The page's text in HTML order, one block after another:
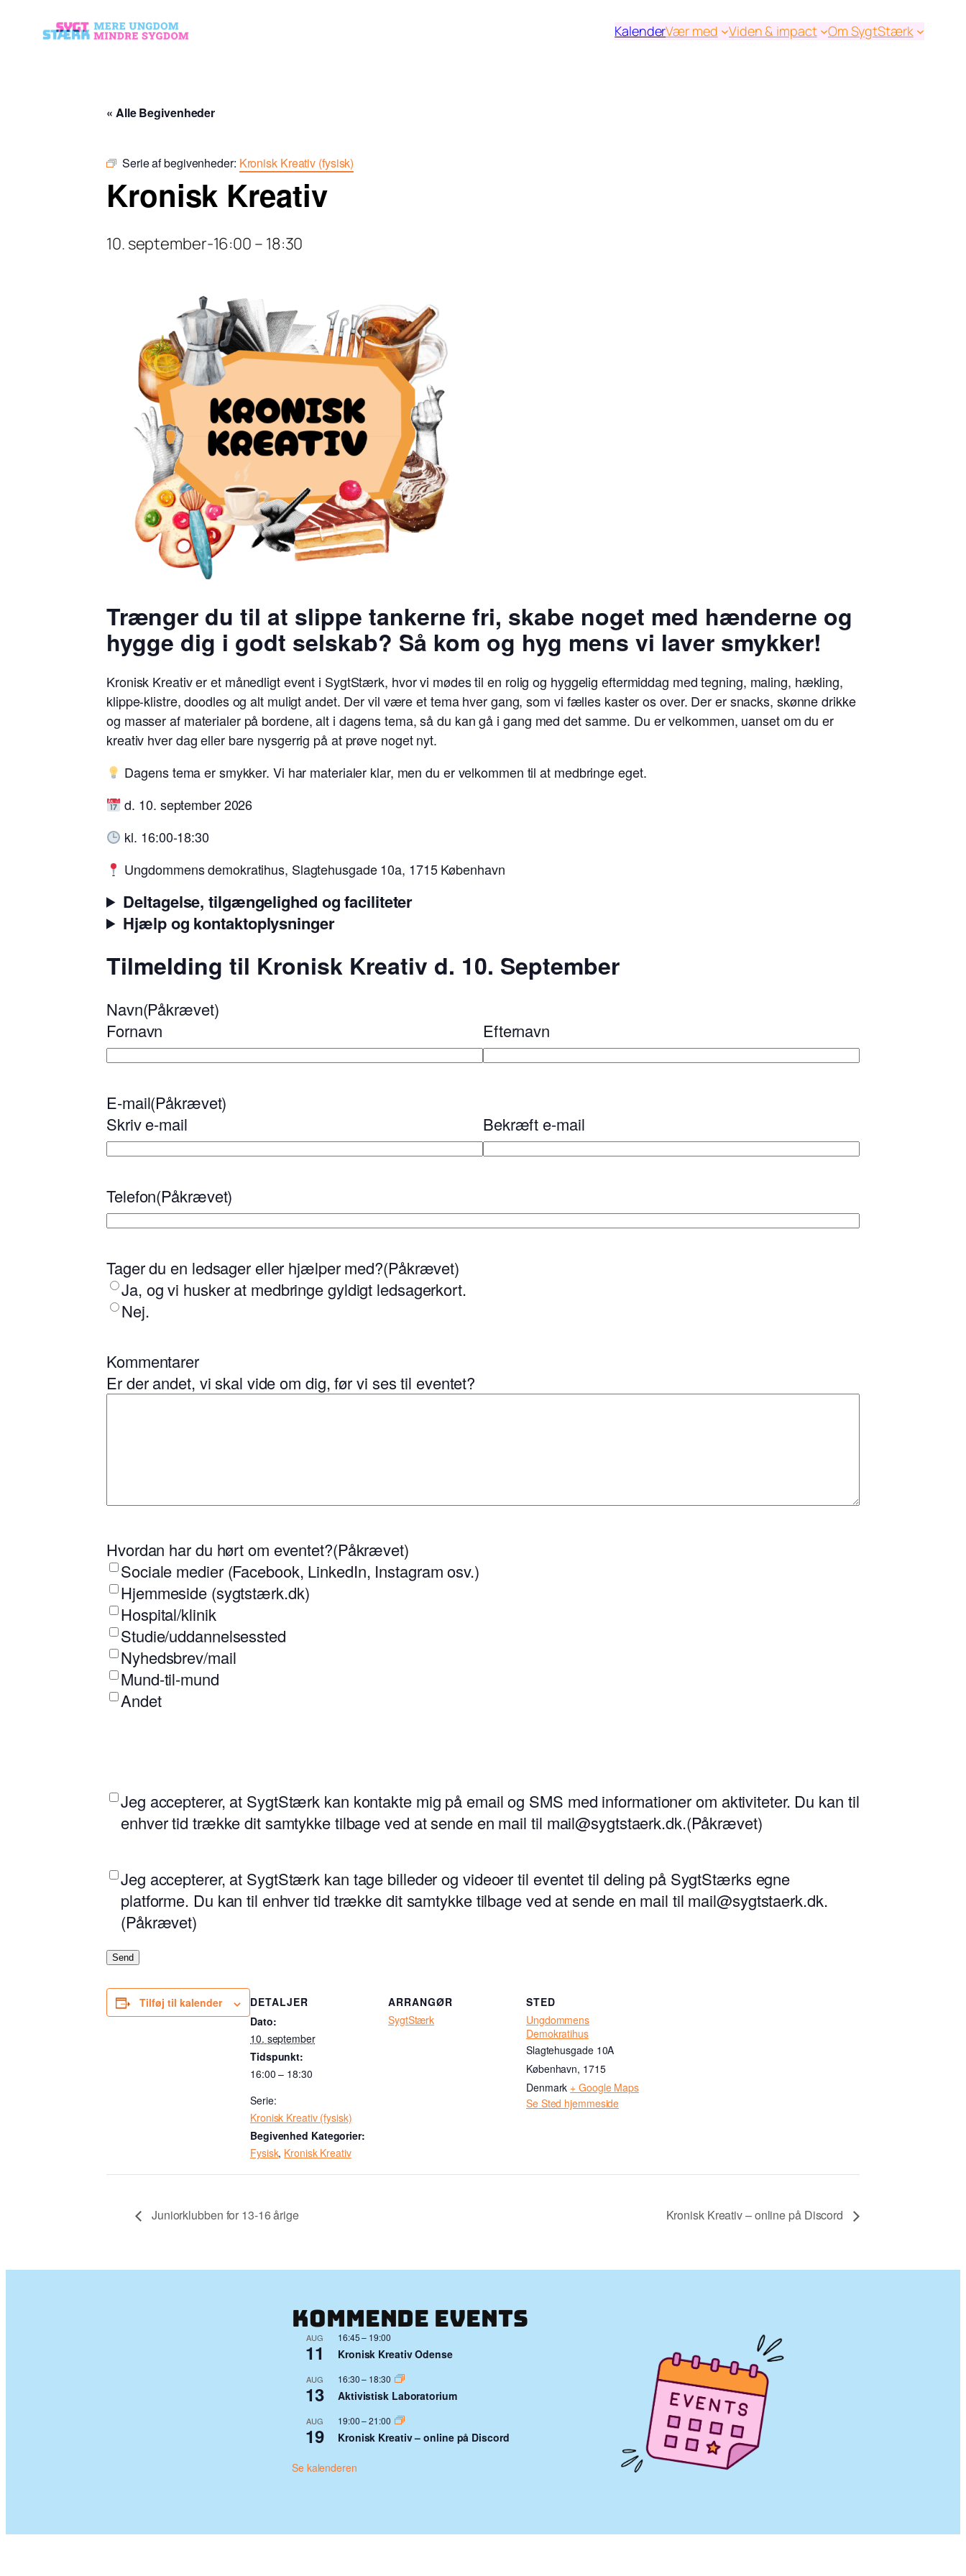
KalenderVær med Viden & impact Om SygtStærk
« Alle Begivenheder
Serie af begivenheder: Kronisk Kreativ (fysisk)
Kronisk Kreativ
10. september-16:00 – 18:30
Trænger du til at slippe tankerne fri, skabe noget med hænderne og
hygge dig i godt selskab? Så kom og hyg mens vi laver smykker!
Kronisk Kreativ er et månedligt event i SygtStærk, hvor vi mødes til en rolig og hyggelig eftermiddag med tegning, maling, hækling,
klippe-klistre, doodles og alt muligt andet. Der vil være et tema hver gang, som vi fælles kaster os over. Der er snacks, skønne drikke
og masser af materialer på bordene, alt i dagens tema, så du kan gå i gang med det samme. Du er velkommen, uanset om du er
kreativ hver dag eller bare nysgerrig på at prøve noget nyt.
Dagens tema er smykker. Vi har materialer klar, men du er velkommen til at medbringe eget.
d. 10. september 2026
kl. 16:00-18:30
Ungdommens demokratihus, Slagtehusgade 10a, 1715 København
Deltagelse, tilgængelighed og faciliteter
Hjælp og kontaktoplysninger
Tilmelding til Kronisk Kreativ d. 10. September
Navn(Påkrævet)
Fornavn
Efternavn
E-mail(Påkrævet)
Skriv e-mail
Bekræft e-mail
Telefon(Påkrævet)
Tager du en ledsager eller hjælper med?(Påkrævet)
Ja, og vi husker at medbringe gyldigt ledsagerkort.
Nej.
Kommentarer
Er der andet, vi skal vide om dig, før vi ses til eventet?
Hvordan har du hørt om eventet?(Påkrævet)
Sociale medier (Facebook, LinkedIn, Instagram osv.)
Hjemmeside (sygtstærk.dk)
Hospital/klinik
Studie/uddannelsessted
Nyhedsbrev/mail
Mund-til-mund
Andet
(Påkrævet)
Jeg accepterer, at SygtStærk kan kontakte mig på email og SMS med informationer om aktiviteter. Du kan til
enhver tid trække dit samtykke tilbage ved at sende en mail til mail@sygtstaerk.dk.(Påkrævet)
(Påkrævet)
Jeg accepterer, at SygtStærk kan tage billeder og videoer til eventet til deling på SygtStærks egne
platforme. Du kan til enhver tid trække dit samtykke tilbage ved at sende en mail til mail@sygtstaerk.dk.
(Påkrævet)
Send
Tilføj til kalender
DETALJER
Dato:
10. september
Tidspunkt:
16:00 – 18:30
Serie:
Kronisk Kreativ (fysisk)
Begivenhed Kategorier:
Fysisk, Kronisk Kreativ
ARRANGØR
SygtStærk
STED
Ungdommens
Demokratihus
Slagtehusgade 10A
København, 1715
Denmark + Google Maps
Se Sted hjemmeside
Juniorklubben for 13-16 årige Kronisk Kreativ – online på Discord
Kommende events
AUG
11
16:45– 19:00
Kronisk Kreativ Odense
AUG
13
16:30– 18:30
Aktivistisk Laboratorium
AUG
19
19:00–21:00
Kronisk Kreativ – online på Discord
Se kalenderen